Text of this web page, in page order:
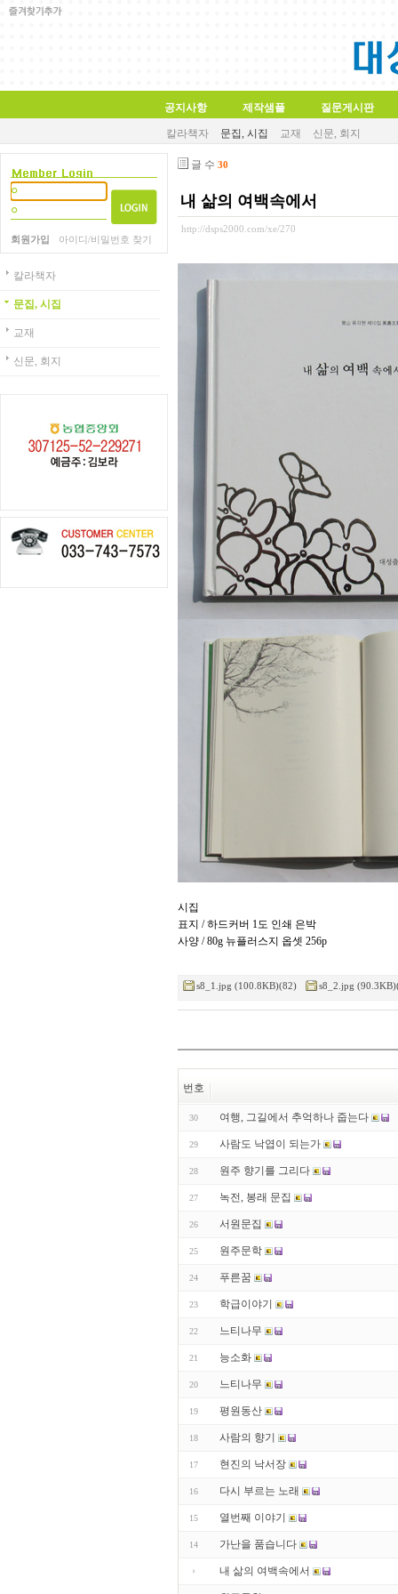
공지사항 제작샘플 질문게시판
칼라책자 문집, 시집 교재 신문, 회지
회원가입 아이디/비밀번호 찾기
칼라책자
문집, 시집
교재
신문, 회지
글 수 30
내 삶의 여백속에서
http://dsps2000.com/xe/270
시집
표지 / 하드커버 1도 인쇄 은박
사양 / 80g 뉴플러스지 옵셋 256p
s8_1.jpg (100.8KB)(82) s8_2.jpg
번호
30 여행, 그길에서 추억하나 줍는다
29 사람도 낙엽이 되는가
28 원주 향기를 그리다
27 녹전, 봉래 문집
26 서원문집
25 원주문학
24 푸른꿈
23 학급이야기
22 느티나무
21 능소화
20 느티나무
19 평원동산
18 사람의 향기
17 현진의 낙서장
16 다시 부르는 노래
15 열번째 이야기
14 가난을 품습니다
내 삶의 여백속에서